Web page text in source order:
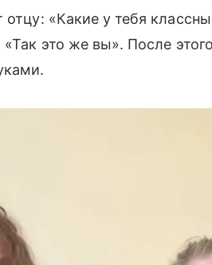
«Какие у тебя
«Так это же вы». После